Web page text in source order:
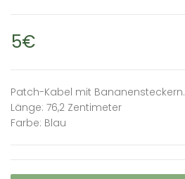
5€
Patch-Kabel mit Bananensteckern.
Länge: 76,2 Zentimeter
Farbe: Blau